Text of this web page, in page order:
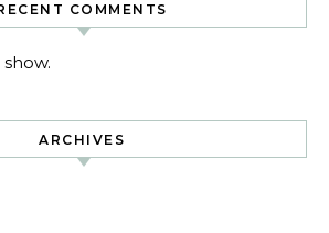
COMMENTS
ARCHIVES